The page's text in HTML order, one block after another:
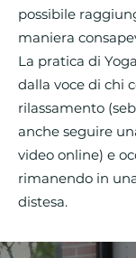
possibile
maniera
La pratica di
dalla voce di chi
rilassamento
anche seguire
video online) e
rimanendo in
distesa.